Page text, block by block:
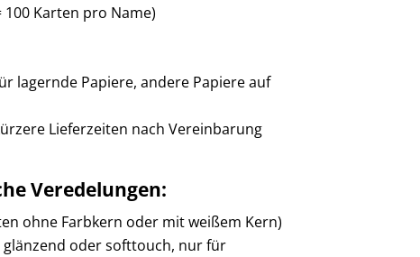
Karten pro Name)
lagernde Papiere, andere Papiere auf
Lieferzeiten nach Vereinbarung
Veredelungen:
ohne Farbkern oder mit weißem Kern)
oder softtouch, nur für